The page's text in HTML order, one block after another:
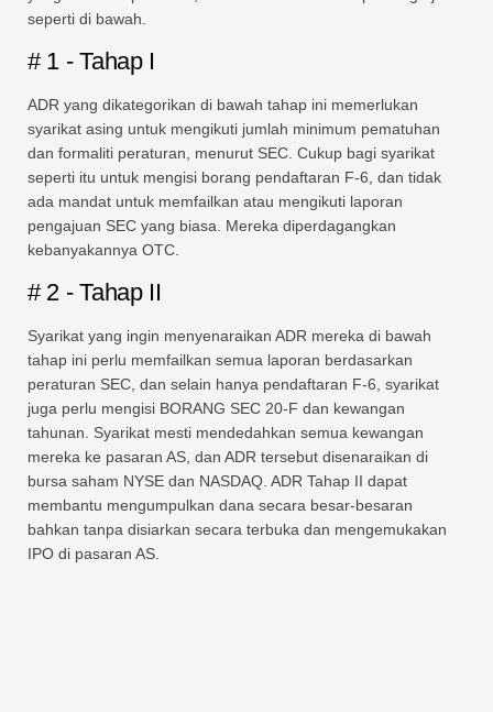
seperti di bawah.
# 1 - Tahap I
ADR yang dikategorikan di bawah tahap ini memerlukan
syarikat asing untuk mengikuti jumlah minimum pematuhan
dan formaliti peraturan, menurut SEC. Cukup bagi syarikat
seperti itu untuk mengisi borang pendaftaran F-6, dan tidak
ada mandat untuk memfailkan atau mengikuti laporan
pengajuan SEC yang biasa. Mereka diperdagangkan
kebanyakannya OTC.
# 2 - Tahap II
Syarikat yang ingin menyenaraikan ADR mereka di bawah
tahap ini perlu memfailkan semua laporan berdasarkan
peraturan SEC, dan selain hanya pendaftaran F-6, syarikat
juga perlu mengisi BORANG SEC 20-F dan kewangan
tahunan. Syarikat mesti mendedahkan semua kewangan
mereka ke pasaran AS, dan ADR tersebut disenaraikan di
bursa saham NYSE dan NASDAQ. ADR Tahap II dapat
membantu mengumpulkan dana secara besar-besaran
bahkan tanpa disiarkan secara terbuka dan mengemukakan
IPO di pasaran AS.